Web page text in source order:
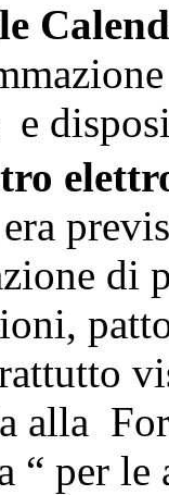
e
di
alla
“ per